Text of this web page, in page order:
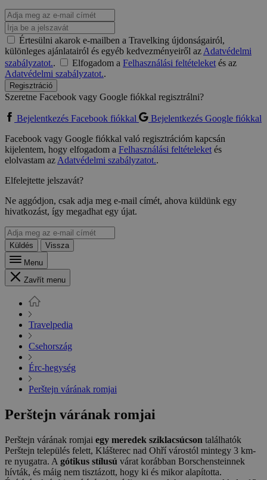
Értesülni akarok e-mailben a Travelking újdonságairól,
különleges ajánlatairól és egyéb kedvezményeiről azAdatvédelmi
szabályzatot.. Elfogadom a Felhasználási feltételeketés az
Adatvédelmi szabályzatot..
Regisztráció
Szeretne Facebook vagy Google fiókkal regisztrálni?
Bejelentkezés Facebook fiókkal
Bejelentkezés Google fiókkal
Facebook vagy Google fiókkal való regisztrációm kapcsán
kijelentem, hogy elfogadom a Felhasználási feltételeketés
elolvastam azAdatvédelmi szabályzatot..
Elfelejtette jelszavát?
Ne aggódjon, csak adja meg e-mail címét, ahova küldünk egy
hivatkozást, így megadhat egy újat.
Küldés
Vissza
Menu
Zavřít menu
Travelpedia
Csehország
Érc-hegység
Perštejn várának romjai
Perštejn várának romjai
Perštejn várának romjai egy meredek sziklacsúcson találhatók
Perštejn település felett, Klášterec nad Ohří várostól mintegy 3 km-
re nyugatra. A gótikus stílusú várat korábban Borschensteinnek
hívták, és máig nem tisztázott, hogy ki és mikor alapította.